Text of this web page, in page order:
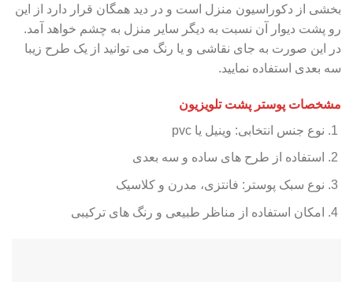
بخشی از دکوراسیون منزل است و در دید همگان قرار دارد از این
رو پشت دیوار آن نسبت به دیگر سایر منزل به چشم خواهد آمد.
در این صورت به جای نقاشی و یا رنگ می توانید از یک طرح زیبا
سه بعدی استفاده نمایید.
مشخصات پوستر پشت تلویزیون
نوع جنس انتخابی: وینیل یا pvc
استفاده از طرح های ساده و سه بعدی
نوع سبک پوستر: فانتزی، مدرن و کلاسیک
امکان استفاده از مناظر طبیعی و رنگ های ترکیبی